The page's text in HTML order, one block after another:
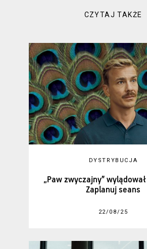
CZYTAJ TAKŻE
DYSTRYBUCJA
„Paw zwyczajny”
Zaplanuj seans
22/08/25